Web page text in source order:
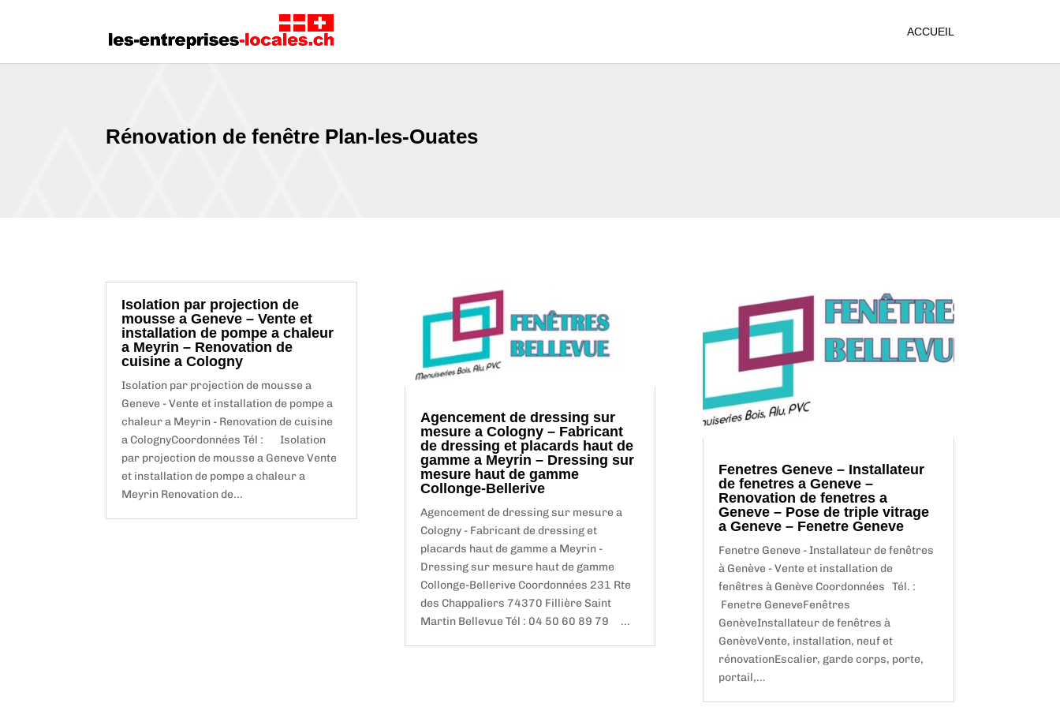
ACCUEIL
Rénovation de fenêtre Plan-les-Ouates
Isolation par projection de
mousse a Geneve – Vente et
installation de pompe a chaleur
a Meyrin – Renovation de
cuisine a Cologny
Isolation par projection de mousse a
Geneve - Vente et installation de pompe a
chaleur a Meyrin - Renovation de cuisine
a ColognyCoordonnées Tél : Isolation
par projection de mousse a Geneve Vente
et installation de pompe a chaleur a
Meyrin Renovation de...
Agencement de dressing sur
mesure a Cologny – Fabricant
de dressing et placards haut de
gamme a Meyrin – Dressing sur
mesure haut de gamme
Collonge-Bellerive
Agencement de dressing sur mesure a
Cologny - Fabricant de dressing et
placards haut de gamme a Meyrin -
Dressing sur mesure haut de gamme
Collonge-Bellerive Coordonnées 231 Rte
des Chappaliers 74370 Fillière Saint
Martin Bellevue Tél : 04 50 60 89 79 ...
Fenetres Geneve – Installateur
de fenetres a Geneve –
Renovation de fenetres a
Geneve – Pose de triple vitrage
a Geneve – Fenetre Geneve
Fenetre Geneve - Installateur de fenêtres
à Genève - Vente et installation de
fenêtres à Genève Coordonnées Tél. :
Fenetre GeneveFenêtres
GenèveInstallateur de fenêtres à
GenèveVente, installation, neuf et
rénovationEscalier, garde corps, porte,
portail,...